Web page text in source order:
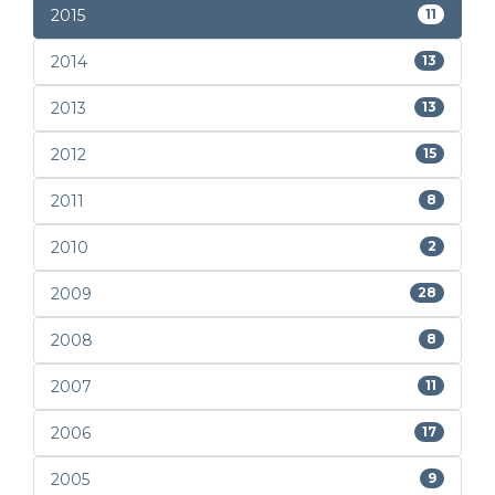
2015 11
2014 13
2013 13
2012 15
2011 8
2010 2
2009 28
2008 8
2007 11
2006 17
2005 9